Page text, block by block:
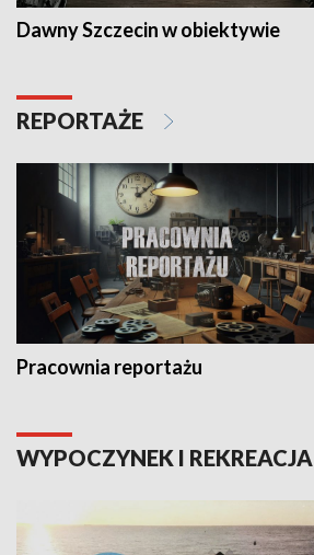
Dawny Szczecin w obiektywie
REPORTAŻE
Pracownia reportażu
WYPOCZYNEK I REKREACJA